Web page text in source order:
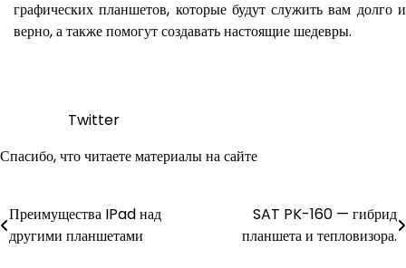
графических планшетов, которые будут служить вам долго и
верно, а также помогут создавать настоящие шедевры.
Twitter
Спасибо, что читаете материалы на сайте
Навигация
по
Преимущества IPad над
другими планшетами
SAT PK-160 — гибрид
планшета и тепловизора.